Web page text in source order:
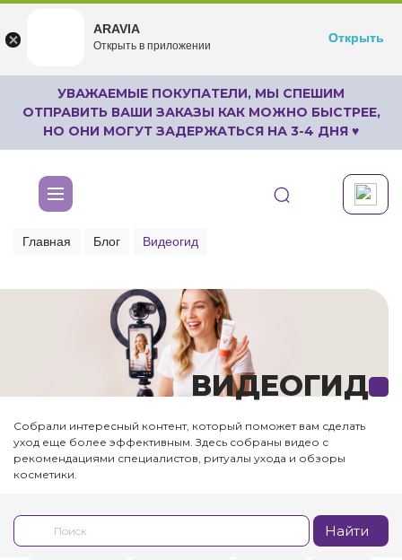
undefined
Бесплатноru.aravia.new
Открыть
УВАЖАЕМЫЕ ПОКУПАТЕЛИ, МЫ СПЕШИМ
ОТПРАВИТЬ ВАШИ ЗАКАЗЫ КАК МОЖНО БЫСТРЕЕ,
НО ОНИ МОГУТ ЗАДЕРЖАТЬСЯ НА 3-4 ДНЯ ♥
Главная Блог Видеогид
ВИДЕОГИД
Собрали интересный контент, который поможет вам сделать
уход еще более эффективным. Здесь собраны видео с
рекомендациями специалистов, ритуалы ухода и обзоры
косметики.
Найти
ARAVIA
Открыть в приложении
Открыть